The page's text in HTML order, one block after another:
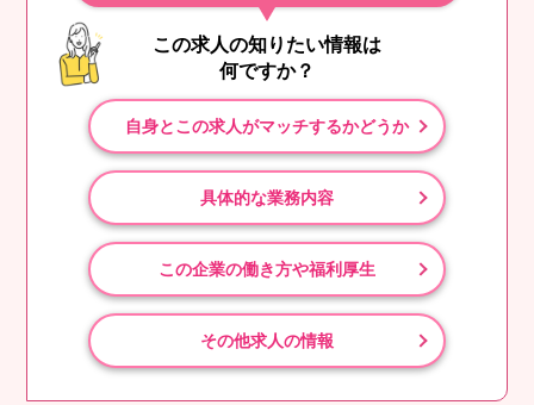
この求人の知りたい情報は
何ですか？
自身とこの求人がマッチするかどうか
具体的な業務内容
この企業の働き方や福利厚生
その他求人の情報